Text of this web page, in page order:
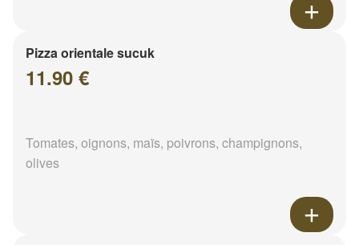
Pizza orientale sucuk
11.90 €
Tomates, oignons, maïs, poivrons, champignons,
olives